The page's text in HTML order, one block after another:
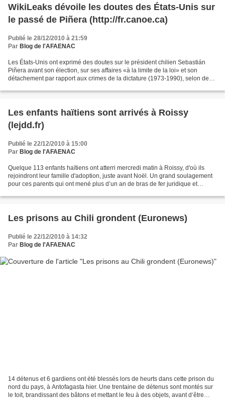
WikiLeaks dévoile les doutes des États-Unis sur
le passé de Piñera (http://fr.canoe.ca)
Publié le 28/12/2010 à 21:59
Par Blog de l'AFAENAC
Les États-Unis ont exprimé des doutes sur le président chilien Sebastián
Piñera avant son élection, sur ses affaires «à la limite de la loi» et son
détachement par rapport aux crimes de la dictature (1973-1990), selon des
Les enfants haïtiens sont arrivés à Roissy
(lejdd.fr)
Publié le 22/12/2010 à 15:00
Par Blog de l'AFAENAC
Quelque 113 enfants haïtiens ont atterri mercredi matin à Roissy, d'où ils
rejoindront leur famille d'adoption, juste avant Noël. Un grand soulagement
pour ces parents qui ont mené plus d’un an de bras de fer juridique et
Les prisons au Chili grondent (Euronews)
Publié le 22/12/2010 à 14:32
Par Blog de l'AFAENAC
14 détenus et 6 gardiens ont été blessés lors de heurts dans cette prison du
nord du pays, à Antofagasta hier. Une trentaine de détenus sont montés sur
le toit, brandissant des bâtons et mettant le feu à des objets, avant d‘être